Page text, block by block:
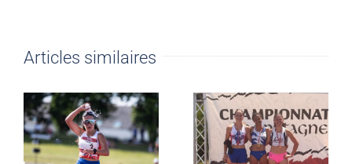
Articles similaires